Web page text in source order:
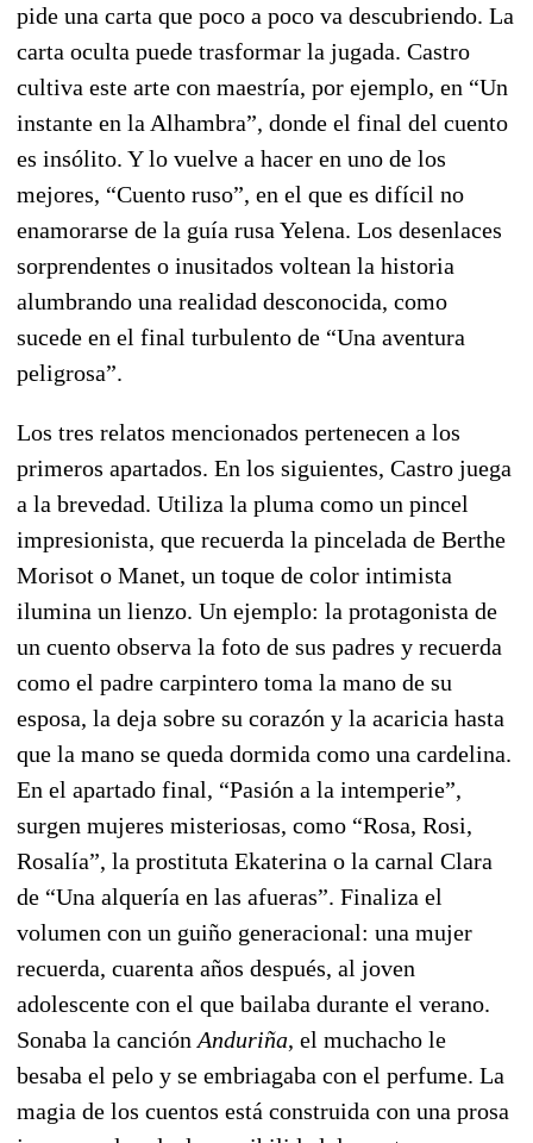
pide una carta que poco a poco va descubriendo. La
carta oculta puede trasformar la jugada. Castro
cultiva este arte con maestría, por ejemplo, en “Un
instante en la Alhambra”, donde el final del cuento
es insólito. Y lo vuelve a hacer en uno de los
mejores, “Cuento ruso”, en el que es difícil no
enamorarse de la guía rusa Yelena. Los desenlaces
sorprendentes o inusitados voltean la historia
alumbrando una realidad desconocida, como
sucede en el final turbulento de “Una aventura
peligrosa”.
Los tres relatos mencionados pertenecen a los
primeros apartados. En los siguientes, Castro juega
a la brevedad. Utiliza la pluma como un pincel
impresionista, que recuerda la pincelada de Berthe
Morisot o Manet, un toque de color intimista
ilumina un lienzo. Un ejemplo: la protagonista de
un cuento observa la foto de sus padres y recuerda
como el padre carpintero toma la mano de su
esposa, la deja sobre su corazón y la acaricia hasta
que la mano se queda dormida como una cardelina.
En el apartado final, “Pasión a la intemperie”,
surgen mujeres misteriosas, como “Rosa, Rosi,
Rosalía”, la prostituta Ekaterina o la carnal Clara
de “Una alquería en las afueras”. Finaliza el
volumen con un guiño generacional: una mujer
recuerda, cuarenta años después, al joven
adolescente con el que bailaba durante el verano.
Sonaba la canción Anduriña, el muchacho le
besaba el pelo y se embriagaba con el perfume. La
magia de los cuentos está construida con una prosa